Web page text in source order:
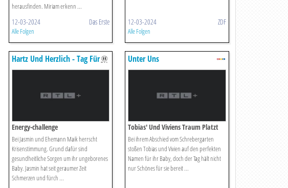
herausfinden. Miriam erkenn ...
12-03-2024 Das Erste
Alle Folgen
12-03-2024 ZDF
Alle Folgen
Hartz Und Herzlich - Tag Für
Tag
Energy-challenge
Bei Jasmin und Ehemann Maik herrscht
Krisenstimmung. Grund dafür sind
gesundheitliche Sorgen um ihr ungeborenes
Baby. Jasmin hat seit geraumer Zeit
Schmerzen und fürch ...
Unter Uns
Tobias' Und Viviens Traum Platzt
Bei ihrem Abschied vom Schrebergarten
stoßen Tobias und Vivien auf den perfekten
Namen für ihr Baby, doch der Tag hält nicht
nur Schönes für sie bereit ...